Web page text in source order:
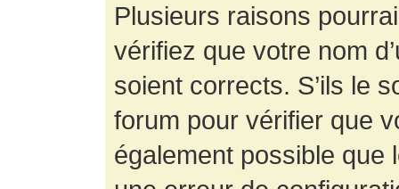
Plusieurs raisons
vérifiez que votre nom
soient corrects. S’ils le
forum pour vérifier que
également possible que